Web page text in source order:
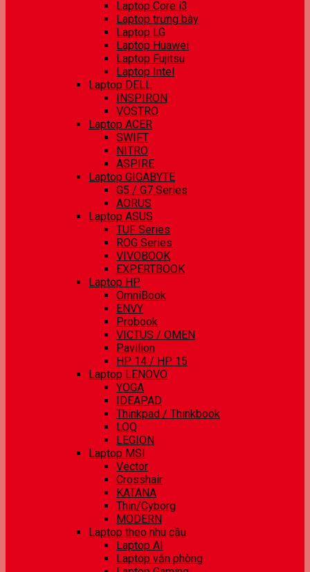
Laptop Core i3
Laptop trưng bày
Laptop LG
Laptop Huawei
Laptop Fujitsu
Laptop Intel
Laptop DELL
INSPIRON
VOSTRO
Laptop ACER
SWIFT
NITRO
ASPIRE
Laptop GIGABYTE
G5 / G7 Series
AORUS
Laptop ASUS
TUF Series
ROG Series
VIVOBOOK
EXPERTBOOK
Laptop HP
OmniBook
ENVY
Probook
VICTUS / OMEN
Pavilion
HP 14 / HP 15
Laptop LENOVO
YOGA
IDEAPAD
Thinkpad / Thinkbook
LOQ
LEGION
Laptop MSI
Vector
Crosshair
KATANA
Thin/Cyborg
MODERN
Laptop theo nhu cầu
Laptop AI
Laptop văn phòng